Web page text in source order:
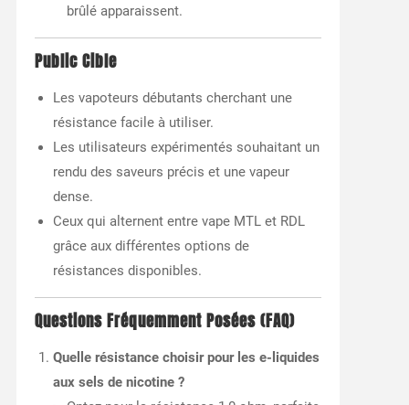
brûlé apparaissent.
Public Cible
Les vapoteurs débutants cherchant une
résistance facile à utiliser.
Les utilisateurs expérimentés souhaitant un
rendu des saveurs précis et une vapeur
dense.
Ceux qui alternent entre vape MTL et RDL
grâce aux différentes options de
résistances disponibles.
Questions Fréquemment Posées (FAQ)
Quelle résistance choisir pour les e-liquides
aux sels de nicotine ?